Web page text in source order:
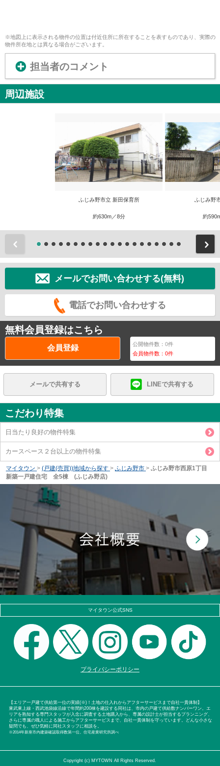
※地図上に表示される物件の位置は付近住所に所在することを表すものであり、実際の
物件所在地とは異なる場合がございます。
担当者のコメント
周辺施設
ふじみ野市立 新田保育所
約630m／8分
ふじみ野
約
メールでお問い合わせする(無料)
電話でお問い合わせする
無料会員登録はこちら
会員登録 公開物件数：0件
会員物件数：0件
メールで共有する LINEで共有する
こだわり特集
日当たり良好の物件特集
カースペース２台以上の物件特集
マイタウン > (戸建(売買))地域から探す > ふじみ野市 > ふじみ野市西原1丁目
新築一戸建住宅 全5棟 (ふじみ野店)
マイタウン公式SNS
プライバシーポリシー
【エリア一戸建て供給第一位の実績(※)！土地の仕入れからアフターサービスまで自社一貫体制】
東武東上線・西武池袋線沿線で年間約200棟を建設する同社は、市内の戸建て供給数ナンバーワン。エ
リアを熟知する専門スタッフが入念に調査する土地購入から、専属の設計士が担当するプランニング、
さらに専属の職人による施工からアフターサービスまで、自社一貫体制を守っています。どんな小さな
疑問でも、ぜひ気軽に同社スタッフに相談を。
※2014年新座市内建築確認取得数第一位。住宅産業研究所調べ
Copyright (c) MYTOWN All Rights Reserved.